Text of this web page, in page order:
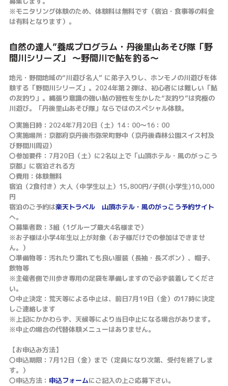
※モニタリング体験のため、体験料は無料です（宿泊・食事等の料金
は有料となります）。
自然の達人”養成プログラム・丹後里山あそび隊「野
間川シリーズ」 ～野間川で鮎を釣る～
地元・野間地域の“川遊び名人” に弟子入りし、ホンモノの川遊びを体
験する「野間川シリーズ」。2024年第２弾は、初心者には難しい「鮎
の友釣り」。縄張り意識の強い鮎の習性を生かした“友釣り”は究極の
川遊び。「丹後里山あそび隊」ならではのスペシャル体験。
〇実施日時：2024年7月20日（土）14：00～16：00
〇実施場所：京都府京丹後市弥栄町野中（京丹後森林公園スイス村及
び野間川周辺）
〇参加要件：7月20日（土）に2名以上で「山頂ホテル・風のがっこう
京都」に宿泊される方
〇費用：体験無料
宿泊（2食付き）大人（中学生以上）15,800円/子供(小学生)10,000
円
宿泊のご予約は楽天トラベル 山頂ホテル・風のがっこう予約サイト
へ。
〇募集者数：3組（1グループ最大4名様まで）
※お子様は小学4年生以上が対象（お子様だけでの参加はできませ
ん。）
〇準備物等：汚れたり濡れても良い服装（長袖・長ズボン）、帽子、
飲物等
※主催者側で川歩き専用の足袋を準備しますので必ず装着してくださ
い。
〇中止決定：荒天等による中止は、前日7月19日（金）の17時に決定
しご連絡します
※上記にかかわらず、天候等により当日中止になる場合があります。
※中止の場合の代替体験メニューはありません。
【お申込み方法】
〇申込期限：7月12日（金）まで（定員になり次第、受付を終了しま
す。）
〇申込方法： 申込フォームにご記入の上ご応募下さい。